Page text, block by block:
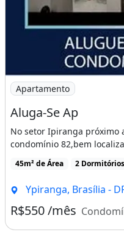
Imagem: Aluga-Se Ap
Apartamento
Aluga-Se Ap
No setor Ipiranga próximo
condomínio 82,bem
45m² de Área 2 Dormitórios
Ypiranga, Brasília -
R$550 /mês